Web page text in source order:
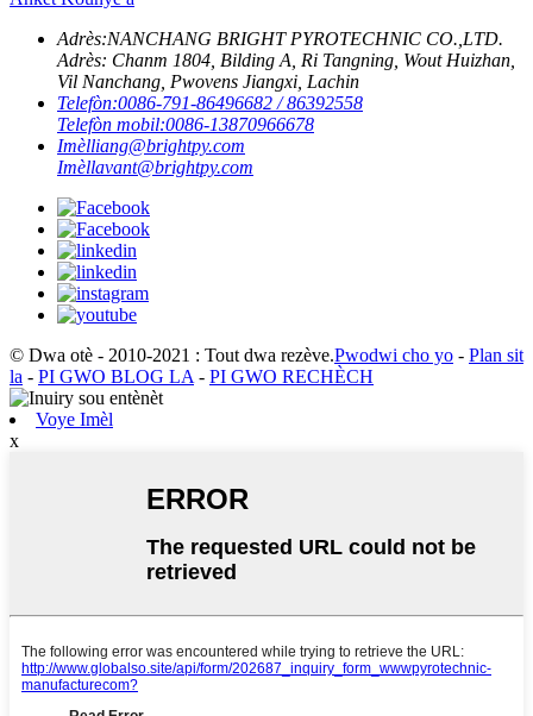
Adrès:NANCHANG BRIGHT PYROTECHNIC CO.,LTD.
Adrès: Chanm 1804, Bilding A, Ri Tangning, Wout Huizhan,
Vil Nanchang, Pwovens Jiangxi, Lachin
Telefòn:0086-791-86496682 / 86392558
Telefòn mobil:0086-13870966678
Imèlliang@brightpy.com
Imèllavant@brightpy.com
© Dwa otè - 2010-2021 : Tout dwa rezève.Pwodwi cho yo - Plan sit
la - PI GWO BLOG LA - PI GWO RECHÈCH
Voye Imèl
x